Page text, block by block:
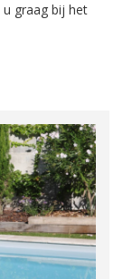
graag bij het